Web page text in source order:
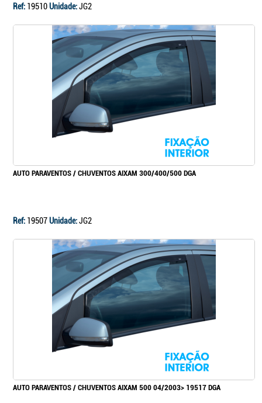
Ref: 19510Unidade:JG2
AUTO PARAVENTOS / CHUVENTOS AIXAM 300/400/500 DGA
Ref: 19507Unidade:JG2
AUTO PARAVENTOS / CHUVENTOS AIXAM 500 04/2003> 19517 DGA